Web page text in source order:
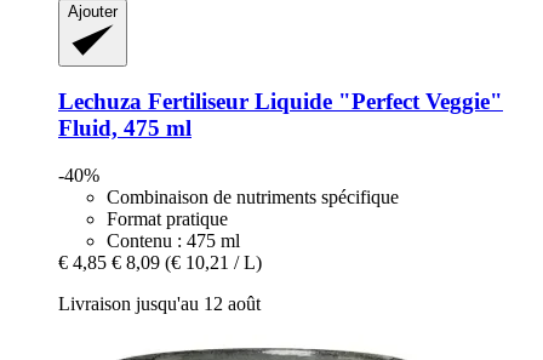
Ajouter
Lechuza Fertiliseur Liquide "Perfect Veggie"
Fluid, 475 ml
-40%
Combinaison de nutriments spécifique
Format pratique
Contenu : 475 ml
€ 4,85 € 8,09 (€ 10,21 / L)
Livraison jusqu'au 12 août